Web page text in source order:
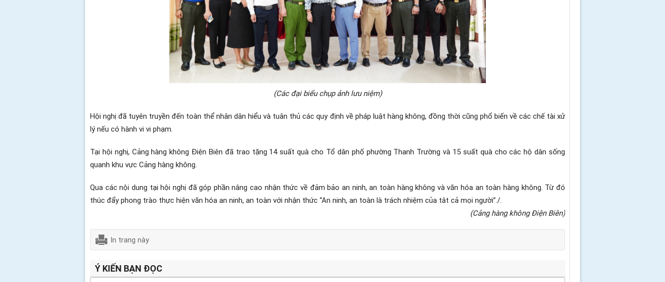
(Các đại biểu chụp ảnh lưu niệm)
Hội nghị đã tuyên truyền đến toàn thể nhân dân hiểu và tuân thủ các quy định về pháp luật hàng không, đồng thời cũng phổ biến về các chế tài xử
lý nếu có hành vi vi phạm.
Tại hội nghị, Cảng hàng không Điện Biên đã trao tặng 14 suất quà cho Tổ dân phố phường Thanh Trường và 15 suất quà cho các hộ dân sống
quanh khu vực Cảng hàng không.
Qua các nội dung tại hội nghị đã góp phần nâng cao nhận thức về đảm bảo an ninh, an toàn hàng không và văn hóa an toàn hàng không. Từ đó
thúc đẩy phong trào thực hiện văn hóa an ninh, an toàn với nhận thức “An ninh, an toàn là trách nhiệm của tât cả mọi người”./.
(Cảng hàng không Điện Biên)
In trang này
Ý KIẾN BẠN ĐỌC